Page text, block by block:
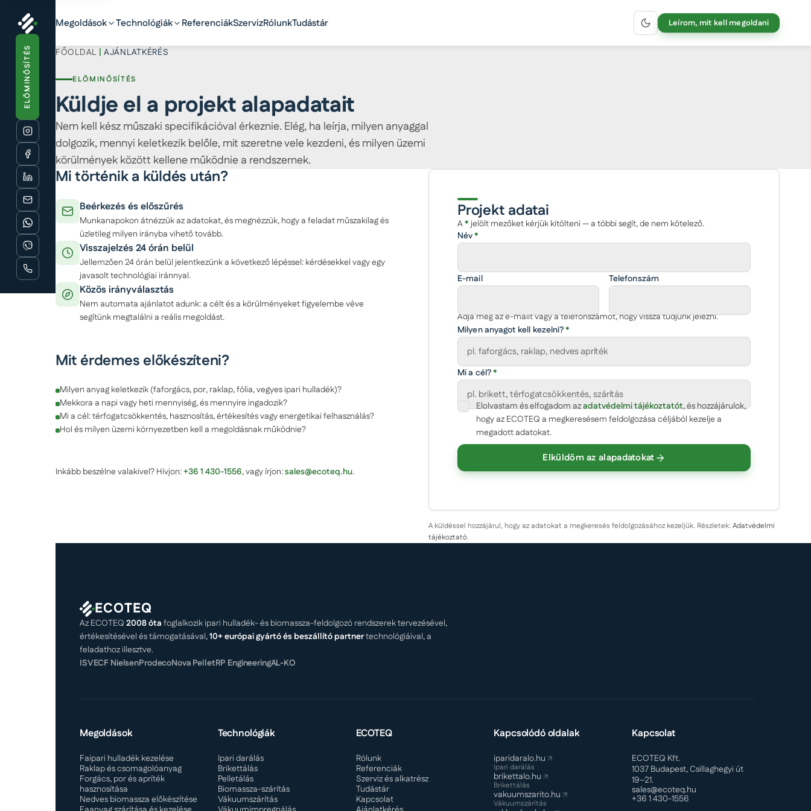
ELŐMINŐSÍTÉS
Megoldások Technológiák ReferenciákSzervizRólunkTudástár Leírom, mit kell megoldani
FŐOLDAL | AJÁNLATKÉRÉS
ELŐMINŐSÍTÉS
Küldje el a projekt alapadatait
Nem kell kész műszaki specifikációval érkeznie. Elég, ha leírja, milyen anyaggal
dolgozik, mennyi keletkezik belőle, mit szeretne vele kezdeni, és milyen üzemi
körülmények között kellene működnie a rendszernek.
Mi történik a küldés után?
Beérkezés és előszűrés
Munkanapokon átnézzük az adatokat, és megnézzük, hogy a feladat műszakilag és
üzletileg milyen irányba vihető tovább.
Visszajelzés 24 órán belül
Jellemzően 24 órán belül jelentkezünk a következő lépéssel: kérdésekkel vagy egy
javasolt technológiai iránnyal.
Közös irányválasztás
Nem automata ajánlatot adunk: a célt és a körülményeket figyelembe véve
segítünk megtalálni a reális megoldást.
Mit érdemes előkészíteni?
Milyen anyag keletkezik (faforgács, por, raklap, fólia, vegyes ipari hulladék)?
Mekkora a napi vagy heti mennyiség, és mennyire ingadozik?
Mi a cél: térfogatcsökkentés, hasznosítás, értékesítés vagy energetikai felhasználás?
Hol és milyen üzemi környezetben kell a megoldásnak működnie?
Inkább beszélne valakivel? Hívjon:+36 1 430-1556, vagy írjon:sales@ecoteq.hu.
Projekt adatai
A*jelölt mezőket kérjük kitölteni — a többi segít, de nem kötelező.
Név*
E-mail Telefonszám
Adja meg az e-mailt vagy a telefonszámot, hogy vissza tudjunk jelezni.
Milyen anyagot kell kezelni?*
Mi a cél?*
(opcionális)
Cégnév
Elolvastam és elfogadom azadatvédelmi tájékoztatót, és hozzájárulok,
hogy az ECOTEQ a megkeresésem feldolgozása céljából kezelje a
megadott adatokat.
Elküldöm az alapadatokat
A küldéssel hozzájárul, hogy az adatokat a megkeresés feldolgozásához kezeljük. Részletek:Adatvédelmi
tájékoztató.
ECOTEQ
Az ECOTEQ 2008 óta foglalkozik ipari hulladék- és biomassza-feldolgozó rendszerek tervezésével,
értékesítésével és támogatásával,10+ európai gyártó és beszállító partnertechnológiáival, a
feladathoz illesztve.
ISVECF NielsenProdecoNova PelletRP EngineeringAL-KO
Megoldások
Faipari hulladék kezelése
Raklap és csomagolóanyag
Forgács, por és apríték
hasznosítása
Nedves biomassza előkészítése
Technológiák
Ipari darálás
Brikettálás
Pelletálás
Biomassza-szárítás
Vákuumszárítás
ECOTEQ
Rólunk
Referenciák
Szerviz és alkatrész
Tudástár
Kapcsolat
Kapcsolódó oldalak
iparidaralo.hu
Ipari darálás
brikettalo.hu
Brikettálás
vakuumszarito.hu
Vákuumszárítás
Kapcsolat
ECOTEQ Kft.
1037 Budapest, Csillaghegyi út
19–21.
sales@ecoteq.hu
+36 1 430-1556